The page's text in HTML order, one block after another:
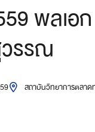
พลเอ
รรณ
สถาบันวิทยาการตลาด